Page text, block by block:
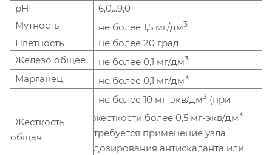
рН
6,0...9,0
Мутность
не более 1,5 мг/дм3
Цветность
не более 20 град
Железо общее
не более 0,1 мг/дм3
Марганец не более 0,1 мг/дм3
Жесткость
общая
не более 10 мг-экв/дм3 (при
жесткости более 0,5 мг-экв/дм3
требуется применение узла
дозирования антискаланта или